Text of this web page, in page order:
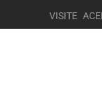
VISITE